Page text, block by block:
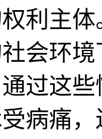
利主
会环
过这
病痛